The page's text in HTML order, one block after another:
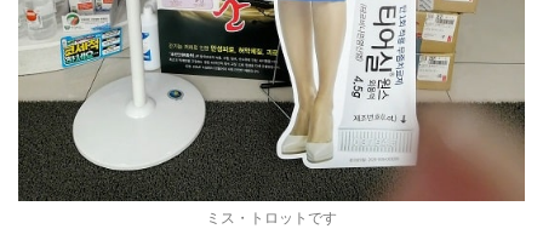
ミス・トロットです